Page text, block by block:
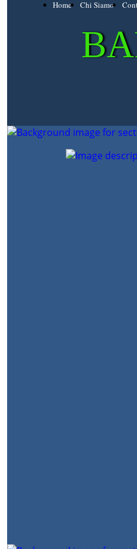
Home Chi Siamo